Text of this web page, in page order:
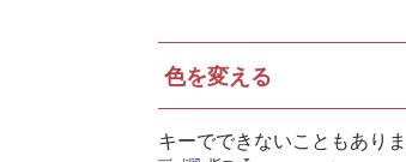
色を変える
キーでできないこともあり